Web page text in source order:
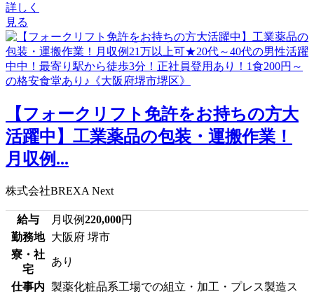
詳しく
見る
【フォークリフト免許をお持ちの方大
活躍中】工業薬品の包装・運搬作業！
月収例...
株式会社BREXA Next
給与 月収例220,000円
勤務地 大阪府 堺市
寮・社
宅
あり
仕事内 製薬化粧品系工場での組立・加工・プレス製造ス